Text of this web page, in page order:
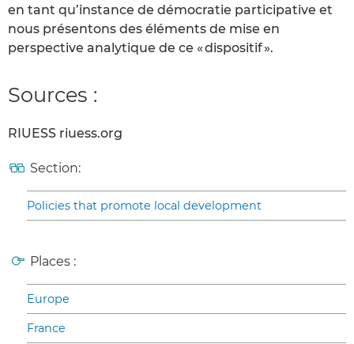
en tant qu’instance de démocratie participative et
nous présentons des éléments de mise en
perspective analytique de ce « dispositif ».
Sources :
RIUESS riuess.org
Section:
Policies that promote local development
Places :
Europe
France